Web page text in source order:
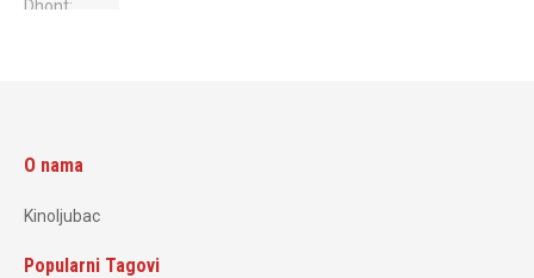
O nama
Kinoljubac
Popularni Tagovi